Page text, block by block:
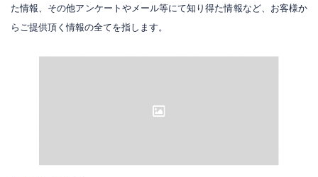
た情報、その他アンケートやメール等にて知り得た情報など、お客様か
らご提供頂く情報の全てを指します。